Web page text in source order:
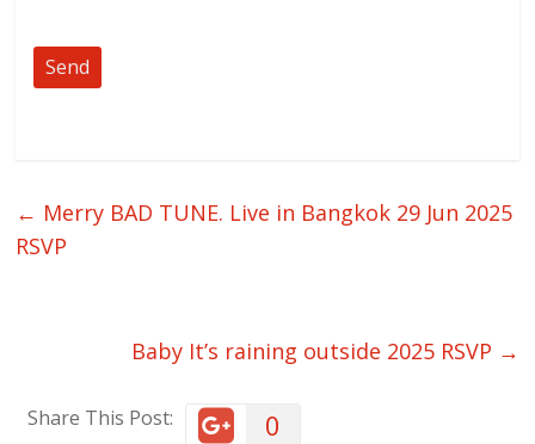
← Merry BAD TUNE. Live in Bangkok 29 Jun 2025
RSVP
Baby It’s raining outside 2025 RSVP →
Share This Post: 0